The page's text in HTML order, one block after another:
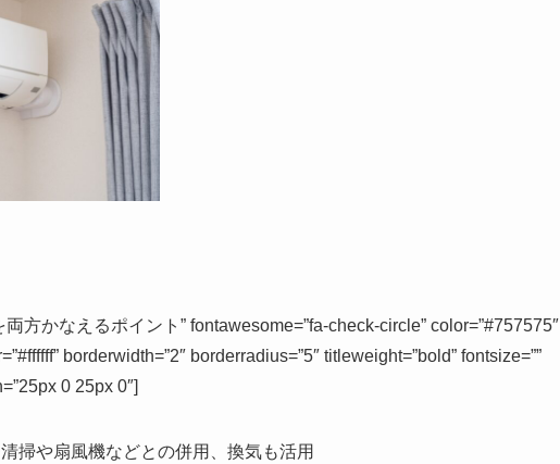
方かなえるポイント” fontawesome=”fa-check-circle” color=”#757575″
borderwidth=”2″ borderradius=”5″ titleweight=”bold” fontsize=””
0 25px 0″]
掃や扇風機などとの併用、換気も活用